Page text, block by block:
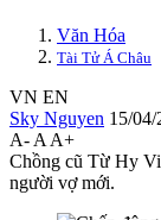
Văn Hóa
Tài Tử Á Châu
VN EN
Sky Nguyen 15/04/
A- A A+
Chồng cũ Từ Hy
người vợ mới.